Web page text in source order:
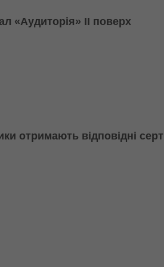
«Аудиторія» ІІ поверх
отримають відповідні